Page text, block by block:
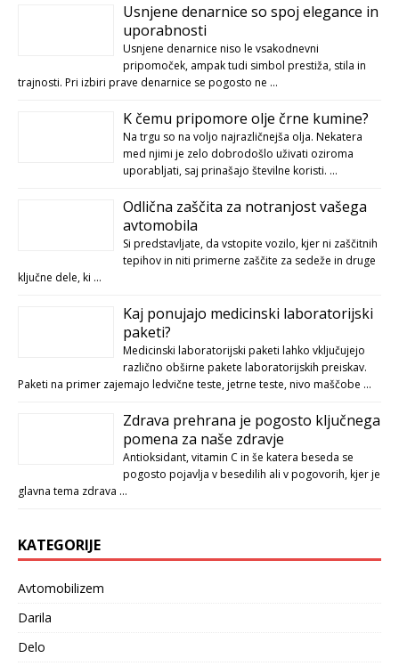
Usnjene denarnice so spoj elegance in
uporabnosti
Usnjene denarnice niso le vsakodnevni
pripomoček, ampak tudi simbol prestiža, stila in
trajnosti. Pri izbiri prave denarnice se pogosto ne …
K čemu pripomore olje črne kumine?
Na trgu so na voljo najrazličnejša olja. Nekatera
med njimi je zelo dobrodošlo uživati oziroma
uporabljati, saj prinašajo številne koristi. …
Odlična zaščita za notranjost vašega
avtomobila
Si predstavljate, da vstopite vozilo, kjer ni zaščitnih
tepihov in niti primerne zaščite za sedeže in druge
ključne dele, ki …
Kaj ponujajo medicinski laboratorijski
paketi?
Medicinski laboratorijski paketi lahko vključujejo
različno obširne pakete laboratorijskih preiskav.
Paketi na primer zajemajo ledvične teste, jetrne teste, nivo maščobe …
Zdrava prehrana je pogosto ključnega
pomena za naše zdravje
Antioksidant, vitamin C in še katera beseda se
pogosto pojavlja v besedilih ali v pogovorih, kjer je
glavna tema zdrava …
KATEGORIJE
Avtomobilizem
Darila
Delo